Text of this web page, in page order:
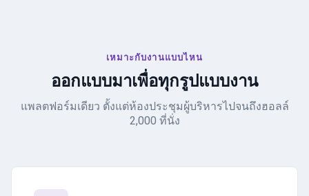
เหมาะกับงานแบบไหน
ออกแบบมาเพื่อทุกรูปแบบงาน
แพลตฟอร์มเดียว ตั้งแต่ห้องประชุมผู้บริหารไปจนถึงฮอลล์
2,000 ที่นั่ง